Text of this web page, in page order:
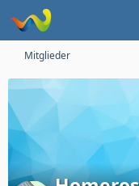
Mitglieder